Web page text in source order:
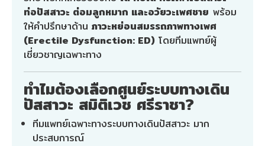
ท่อปัสสาวะ ต่อมลูกหมาก และอวัยวะเพศชาย พร้อม
ให้คำปรึกษาด้าน ภาวะหย่อนสมรรถภาพทางเพศ
(Erectile Dysfunction: ED) โดยทีมแพทย์ผู้
เชี่ยวชาญเฉพาะทาง
ทำไมต้องเลือกศูนย์ระบบทางเดิน
ปัสสาวะ สมิติเวช ศรีราชา?
ทีมแพทย์เฉพาะทางระบบทางเดินปัสสาวะ มาก
ประสบการณ์